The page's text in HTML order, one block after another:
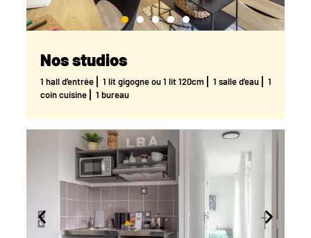
Nos studios
1 hall d’entrée ⎜ 1 lit gigogne ou 1 lit 120cm ⎜ 1 salle d’eau ⎜ 1
coin cuisine ⎜ 1 bureau